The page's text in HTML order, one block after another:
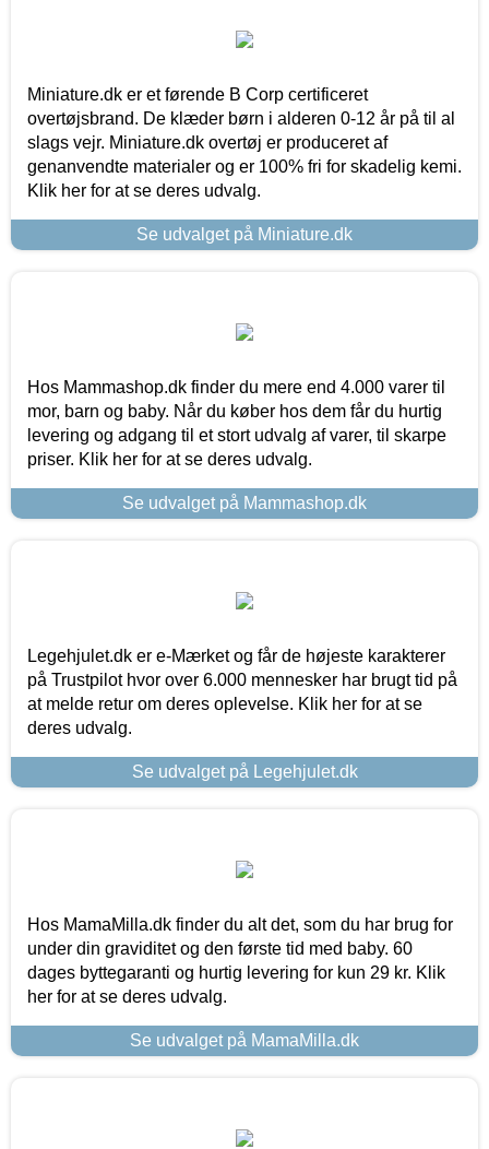
Miniature.dk er et førende B Corp certificeret
overtøjsbrand. De klæder børn i alderen 0-12 år på til al
slags vejr. Miniature.dk overtøj er produceret af
genanvendte materialer og er 100% fri for skadelig kemi.
Klik her for at se deres udvalg.
Se udvalget på Miniature.dk
Hos Mammashop.dk finder du mere end 4.000 varer til
mor, barn og baby. Når du køber hos dem får du hurtig
levering og adgang til et stort udvalg af varer, til skarpe
priser. Klik her for at se deres udvalg.
Se udvalget på Mammashop.dk
Legehjulet.dk er e-Mærket og får de højeste karakterer
på Trustpilot hvor over 6.000 mennesker har brugt tid på
at melde retur om deres oplevelse. Klik her for at se
deres udvalg.
Se udvalget på Legehjulet.dk
Hos MamaMilla.dk finder du alt det, som du har brug for
under din graviditet og den første tid med baby. 60
dages byttegaranti og hurtig levering for kun 29 kr. Klik
her for at se deres udvalg.
Se udvalget på MamaMilla.dk